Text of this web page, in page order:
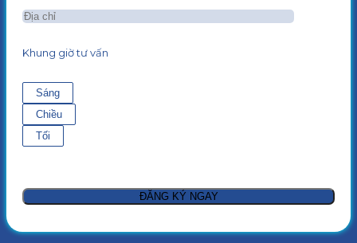
Khung giờ tư vấn
Sáng
Chiều
Tối